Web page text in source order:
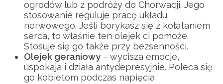
ogrodów lub z podróży do Chorwacji. Jego
stosowanie reguluje pracę układu
nerwowego. Jeśli borykasz się z kołataniem
serca, to właśnie ten olejek ci pomoże.
Stosuje się go także przy bezsenności.
Olejek geraniowy – wycisza emocje,
uspokaja i działa antydepresyjnie. Poleca się
go kobietom podczas napięcia